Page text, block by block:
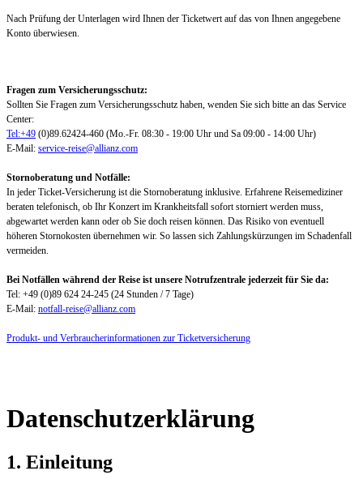
Nach Prüfung der Unterlagen wird Ihnen der Ticketwert auf das von Ihnen angegebene
Konto überwiesen.
Fragen zum Versicherungsschutz:
Sollten Sie Fragen zum Versicherungsschutz haben, wenden Sie sich bitte an das Service
Center:
Tel:+49 (0)89.62424-460 (Mo.-Fr. 08:30 - 19:00 Uhr und Sa 09:00 - 14:00 Uhr)
E-Mail: service-reise@allianz.com
Stornoberatung und Notfälle:
In jeder Ticket-Versicherung ist die Stornoberatung inklusive. Erfahrene Reisemediziner
beraten telefonisch, ob Ihr Konzert im Krankheitsfall sofort storniert werden muss,
abgewartet werden kann oder ob Sie doch reisen können. Das Risiko von eventuell
höheren Stornokosten übernehmen wir. So lassen sich Zahlungskürzungen im Schadenfall
vermeiden.
Bei Notfällen während der Reise ist unsere Notrufzentrale jederzeit für Sie da:
Tel: +49 (0)89 624 24-245 (24 Stunden / 7 Tage)
E-Mail: notfall-reise@allianz.com
Produkt- und Verbraucherinformationen zur Ticketversicherung
Datenschutzerklärung
1. Einleitung